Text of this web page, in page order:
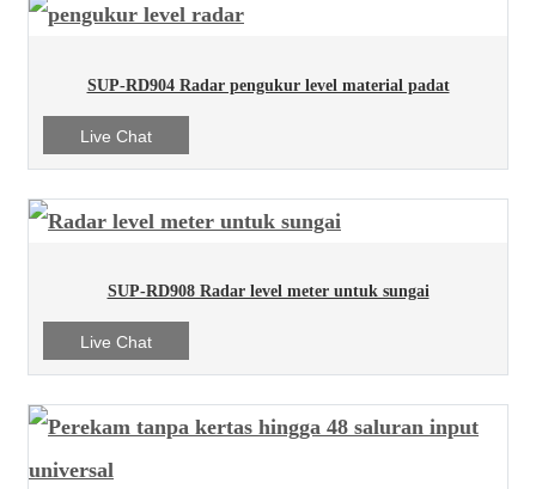
SUP-RD904 Radar pengukur level material padat
Live Chat
SUP-RD908 Radar level meter untuk sungai
Live Chat